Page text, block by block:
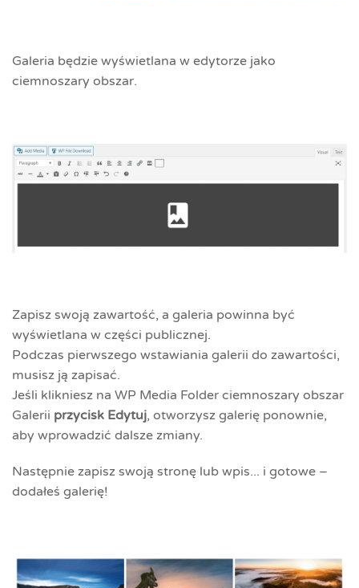
Galeria będzie wyświetlana w edytorze jako
ciemnoszary obszar.
Zapisz swoją zawartość, a galeria powinna być
wyświetlana w części publicznej.
Podczas pierwszego wstawiania galerii do zawartości,
musisz ją zapisać.
Jeśli klikniesz na WP Media Folder ciemnoszary obszar
Galerii przycisk Edytuj, otworzysz galerię ponownie,
aby wprowadzić dalsze zmiany.
Następnie zapisz swoją stronę lub wpis... i gotowe –
dodałeś galerię!